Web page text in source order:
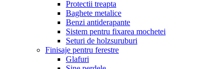
Protectii treapta
Baghete metalice
Benzi antiderapante
Sistem pentru fixarea mochetei
Seturi de holzsuruburi
Finisaje pentru ferestre
Glafuri